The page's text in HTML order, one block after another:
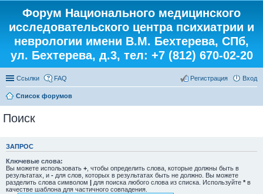
Форум Национального медицинского
исследовательского центра психиатрии и
неврологии имени В.М. Бехтерева, СПб,
ул. Бехтерева, д.3, тел: +7 (812) 670-02-20
Ссылки FAQ Вход
Регистрация
Список форумов
Поиск
ЗАПРОС
Ключевые слова:
Вы можете использовать + , чтобы определить слова, которые должны быть в
результатах, и - для слов, которых в результатах быть не должно. Вы можете
разделить слова символом | для поиска любого слова из списка. Используйте * в
качестве шаблона для частичного совпадения.